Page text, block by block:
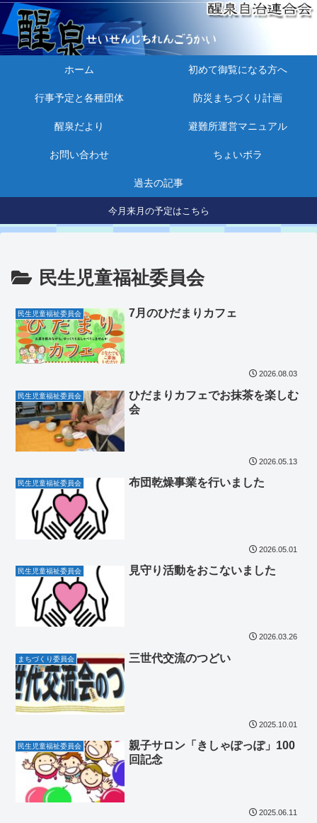
ホーム 初めて御覧になる方へ
行事予定と各種団体 防災まちづくり計画
醒泉だより 避難所運営マニュアル
お問い合わせ ちょいボラ
過去の記事
今月来月の予定はこちら
民生児童福祉委員会
民生児童福祉委員会 7月のひだまりカフェ
2026.08.03
民生児童福祉委員会
ひだまりカフェでお抹茶を楽しむ
会
2026.05.13
民生児童福祉委員会 布団乾燥事業を行いました
2026.05.01
民生児童福祉委員会 見守り活動をおこないました
2026.03.26
まちづくり委員会 三世代交流のつどい
2025.10.01
民生児童福祉委員会
親子サロン「きしゃぽっぽ」100
回記念
2025.06.11